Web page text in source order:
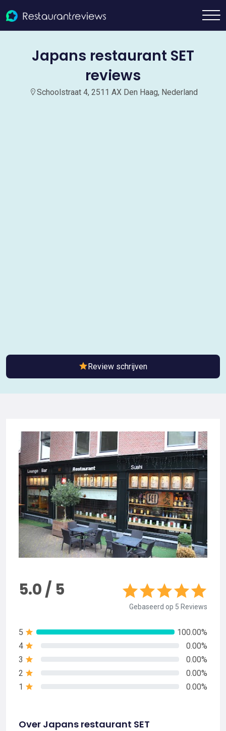
Japans restaurant SET
reviews
Schoolstraat 4, 2511 AX Den Haag, Nederland
Review schrijven
5.0 / 5
Gebaseerd op 5 Reviews
5
100.00%
4
0.00%
3
0.00%
2
0.00%
1
0.00%
Over Japans restaurant SET